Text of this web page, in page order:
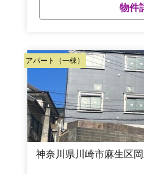
物件
アパート（一棟）
神奈川県川崎市麻生区